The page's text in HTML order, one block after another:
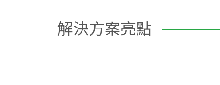
解決方案亮點